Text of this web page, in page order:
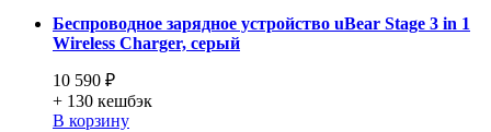
Беспроводное зарядное устройство uBear Stage 3 in 1
Wireless Charger, серый
10 590 ₽
+ 130 кешбэк
В корзину